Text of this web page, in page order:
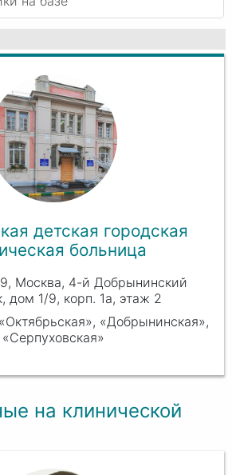
детская городская
больница
Москва, 4-й Добрынинский
дом 1/9, корп. 1а, этаж 2
«Добрынинская»,
«Серпуховская»
на клинической